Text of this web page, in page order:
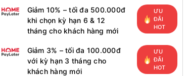
Giảm 10% – tối đa 500.000đ
khi chọn kỳ hạn 6 & 12
tháng cho khách hàng mới
ƯU
ĐÃI
HOT
Giảm 3% – tối đa 100.000đ
với kỳ hạn 3 tháng cho
khách hàng mới
ƯU
ĐÃI
HOT